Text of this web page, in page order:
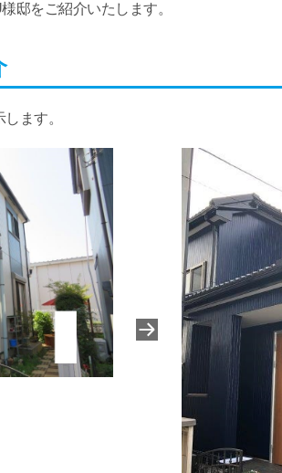
邸をご紹介いたします。
ます。